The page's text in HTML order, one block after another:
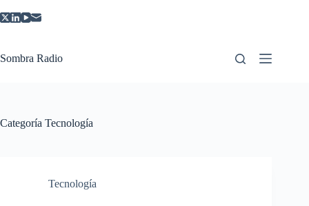
al
Sombra Radio
Categoría Tecnología
Tecnología